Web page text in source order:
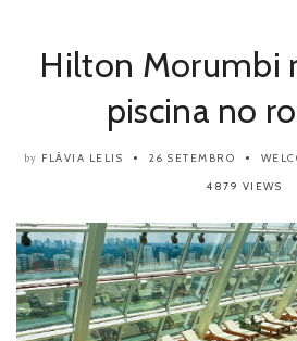
Hilton Morumbi
piscina no
by FLÁVIA LELIS 26 SETEMBRO
4879 VIEWS